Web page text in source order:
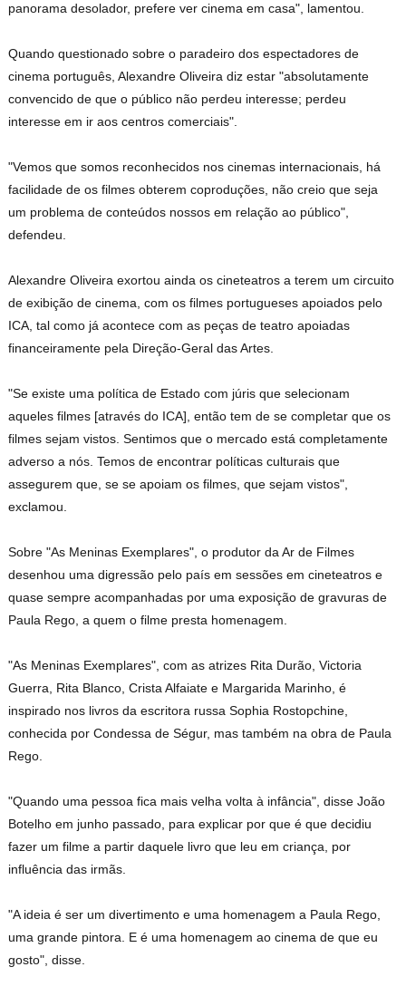
panorama desolador, prefere ver cinema em casa", lamentou.
Quando questionado sobre o paradeiro dos espectadores de
cinema português, Alexandre Oliveira diz estar "absolutamente
convencido de que o público não perdeu interesse; perdeu
interesse em ir aos centros comerciais".
"Vemos que somos reconhecidos nos cinemas internacionais, há
facilidade de os filmes obterem coproduções, não creio que seja
um problema de conteúdos nossos em relação ao público",
defendeu.
Alexandre Oliveira exortou ainda os cineteatros a terem um circuito
de exibição de cinema, com os filmes portugueses apoiados pelo
ICA, tal como já acontece com as peças de teatro apoiadas
financeiramente pela Direção-Geral das Artes.
"Se existe uma política de Estado com júris que selecionam
aqueles filmes [através do ICA], então tem de se completar que os
filmes sejam vistos. Sentimos que o mercado está completamente
adverso a nós. Temos de encontrar políticas culturais que
assegurem que, se se apoiam os filmes, que sejam vistos",
exclamou.
Sobre "As Meninas Exemplares", o produtor da Ar de Filmes
desenhou uma digressão pelo país em sessões em cineteatros e
quase sempre acompanhadas por uma exposição de gravuras de
Paula Rego, a quem o filme presta homenagem.
"As Meninas Exemplares", com as atrizes Rita Durão, Victoria
Guerra, Rita Blanco, Crista Alfaiate e Margarida Marinho, é
inspirado nos livros da escritora russa Sophia Rostopchine,
conhecida por Condessa de Ségur, mas também na obra de Paula
Rego.
"Quando uma pessoa fica mais velha volta à infância", disse João
Botelho em junho passado, para explicar por que é que decidiu
fazer um filme a partir daquele livro que leu em criança, por
influência das irmãs.
"A ideia é ser um divertimento e uma homenagem a Paula Rego,
uma grande pintora. E é uma homenagem ao cinema de que eu
gosto", disse.